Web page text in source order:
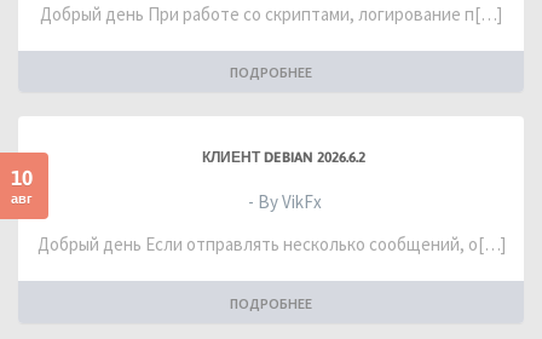
Добрый день При работе со скриптами, логирование п[…]
ПОДРОБНЕЕ
10
авг
КЛИЕНТ DEBIAN 2026.6.2
- By VikFx
Добрый день Если отправлять несколько сообщений, о[…]
ПОДРОБНЕЕ